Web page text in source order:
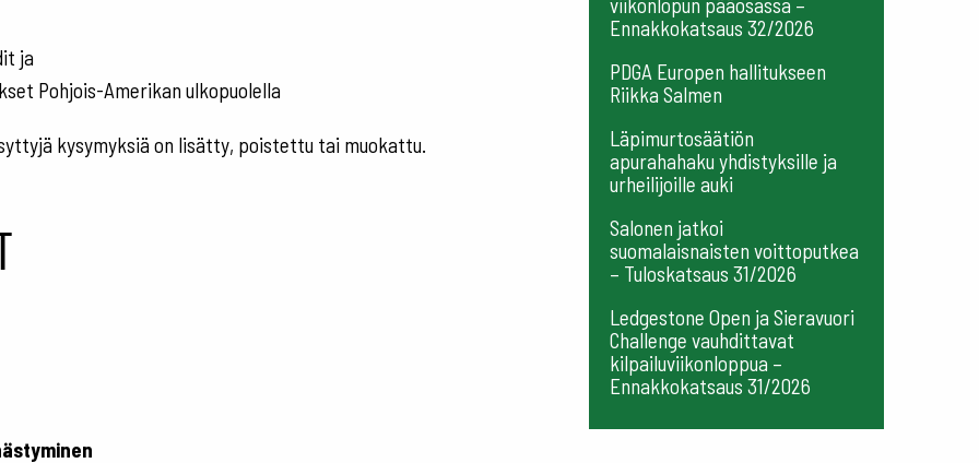
ja
Pohjois-Amerikan ulkopuolella
kysymyksiä on lisätty, poistettu tai muokattu.
Ennakkokatsaus 32/2026
PDGA Europen hallitukseen
Riikka Salmen
Läpimurtosäätiön
apurahahaku yhdistyksille ja
urheilijoille auki
Salonen jatkoi
suomalaisnaisten voittoputkea
– Tuloskatsaus 31/2026
Ledgestone Open ja Sieravuori
Challenge vauhdittavat
kilpailuviikonloppua –
Ennakkokatsaus 31/2026